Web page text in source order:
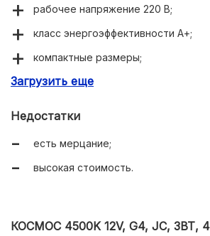
рабочее напряжение 220 В;
класс энергоэффективности А+;
компактные размеры;
2-летняя гарантия.
Загрузить еще
Недостатки
есть мерцание;
высокая стоимость.
КОСМОС 4500K 12V, G4, JC, 3ВТ,